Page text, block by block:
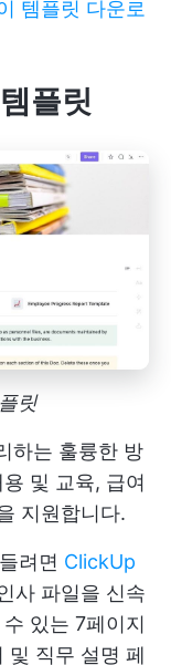
템플릿 다운로
플릿
릿
하는 훌륭한 방
및 교육, 급여
지원합니다.
려면 ClickUp
사 파일을 신속
있는 7페이지
및 직무 설명 페